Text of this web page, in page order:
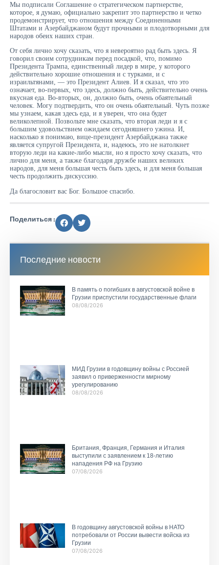
Мы подписали Соглашение о стратегическом партнерстве,
которое, я думаю, официально закрепит это партнерство и четко
продемонстрирует, что отношения между Соединенными
Штатами и Азербайджаном будут прочными и плодотворными для
народов обеих наших стран.
От себя лично хочу сказать, что я невероятно рад быть здесь. Я
говорил своим сотрудникам перед посадкой, что, помимо
Президента Трампа, единственный лидер в мире, у которого
действительно хорошие отношения и с турками, и с
израильтянами, — это Президент Алиев. И я сказал, что это
означает, во-первых, что здесь, должно быть, действительно очень
вкусная еда. Во-вторых, он, должно быть, очень обаятельный
человек. Могу подтвердить, что он очень обаятельный. Чуть позже
мы узнаем, какая здесь еда, и я уверен, что она будет
великолепной. Позвольте мне сказать, что вторая леди и я с
большим удовольствием ожидаем сегодняшнего ужина. И,
насколько я понимаю, вице-президент Азербайджана также
является супругой Президента, и, надеюсь, это не натолкнет
вторую леди на какие-либо мысли, но я просто хочу сказать, что
лично для меня, а также благодаря дружбе наших великих
народов, для меня большая честь быть здесь, и для меня большая
честь продолжить дискуссию.
Да благословит вас Бог. Большое спасибо.
Поделиться :
Последние новости
В память о погибших в августовской войне в
Грузии приспустили государственные флаги
08/08/2026
МИД Грузии в годовщину войны с Россией
заявил о приверженности мирному
урегулированию
08/08/2026
Британия, Франция, Германия и Италия
выступили с заявлением к 18-летию
нападения РФ на Грузию
07/08/2026
В годовщину августовской войны в НАТО
потребовали от России вывести войска из
Грузии
07/08/2026